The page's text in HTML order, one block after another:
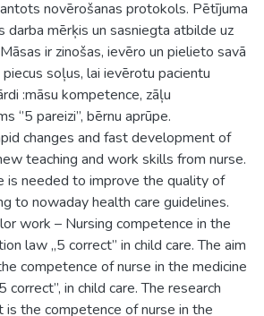
novērošanas protokols. Pētījuma
darba mērķis un sasniegta atbilde uz
ir zinošas, ievēro un pielieto savā
soļus, lai ievērotu pacientu
:māsu kompetence, zāļu
‘’5 pareizi’’, bērnu aprūpe.
changes and fast development of
teaching and work skills from nurse.
is needed to improve the quality of
to nowaday health care guidelines.
work – Nursing competence in the
law „5 correct” in child care. The aim
competence of nurse in the medicine
in child care. The research
the competence of nurse in the